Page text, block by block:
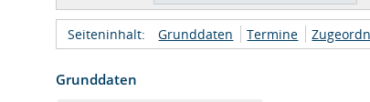
Seiteninhalt: Grunddaten Termine
Grunddaten